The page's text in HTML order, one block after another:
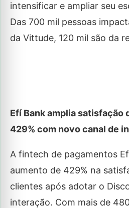
intensificar e ampliar seu
Das 700 mil pessoas
da Vittude, 120 mil são da
Efí Bank amplia satisfação
429% com novo canal de
A fintech de pagamentos
aumento de 429% na
clientes após adotar o
interação. Com mais de